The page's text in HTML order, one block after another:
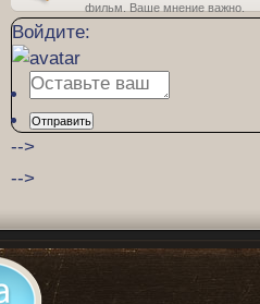
фильм. Ваше мнение важно.
Войдите:
Отправить
-->
-->